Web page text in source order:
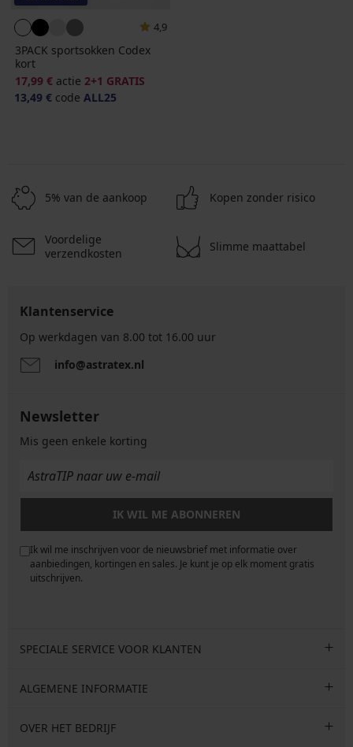
4,9
3PACK sportsokken Codex
kort
17,99 € actie 2+1 GRATIS
13,49 € code ALL25
5% van de aankoop Kopen zonder risico
Voordelige
verzendkosten
Slimme maattabel
Klantenservice
Op werkdagen van 8.00 tot 16.00 uur
info@astratex.nl
Newsletter
Mis geen enkele korting
IK WIL ME ABONNEREN
Ik wil me inschrijven voor de nieuwsbrief met informatie over
aanbiedingen, kortingen en sales. Je kunt je op elk moment gratis
uitschrijven.
SPECIALE SERVICE VOOR KLANTEN
ALGEMENE INFORMATIE
OVER HET BEDRIJF